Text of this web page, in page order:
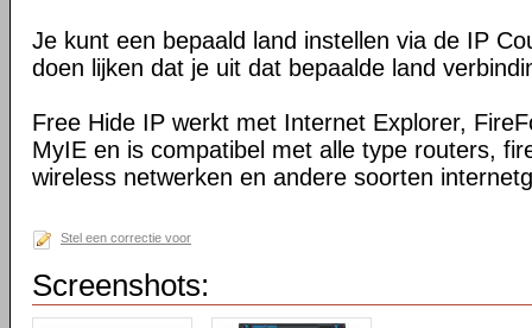
Je kunt een bepaald land instellen via de IP
doen lijken dat je uit dat bepaalde land
Free Hide IP werkt met Internet Explorer,
MyIE en is compatibel met alle type routers,
wireless netwerken en andere soorten
Stel een correctie voor
Screenshots: